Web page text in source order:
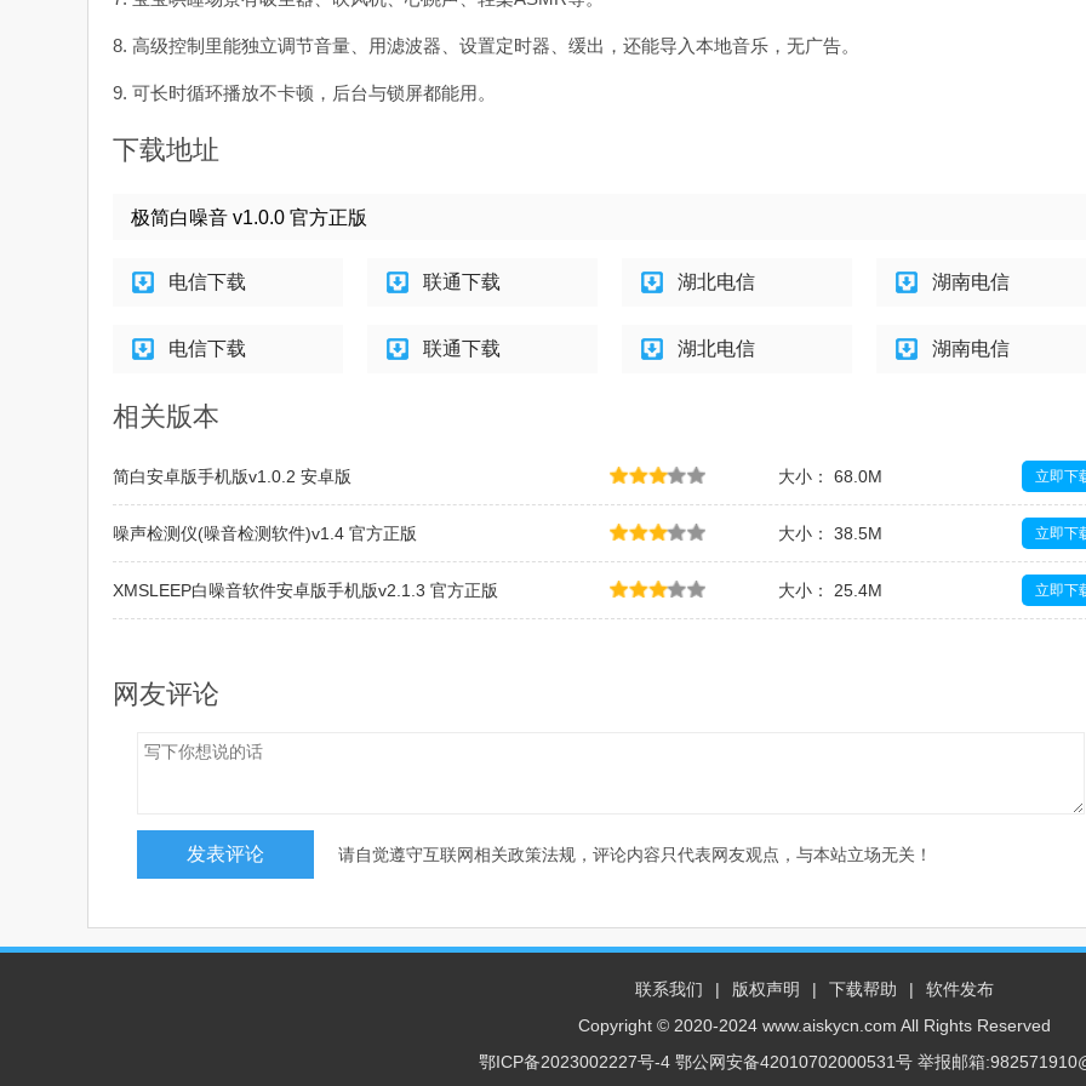
8. 高级控制里能独立调节音量、用滤波器、设置定时器、缓出，还能导入本地音乐，无广告。
9. 可长时循环播放不卡顿，后台与锁屏都能用。
下载地址
极简白噪音 v1.0.0 官方正版
电信下载 联通下载 湖北电信 湖南电信
电信下载 联通下载 湖北电信 湖南电信
相关版本
简白安卓版手机版v1.0.2 安卓版 大小： 68.0M 立即下
噪声检测仪(噪音检测软件)v1.4 官方正版 大小： 38.5M 立即下
XMSLEEP白噪音软件安卓版手机版v2.1.3 官方正版 大小： 25.4M 立即下
网友评论
请自觉遵守互联网相关政策法规，评论内容只代表网友观点，与本站立场无关！
联系我们 | 版权声明 | 下载帮助 |
软件发布
Copyright © 2020-2024 www.aiskycn.com All Rights Reserved
鄂ICP备2023002227号-4鄂公网安备42010702000531号 举报邮箱